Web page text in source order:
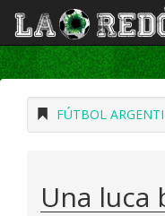
FÚTBOL
Una luca